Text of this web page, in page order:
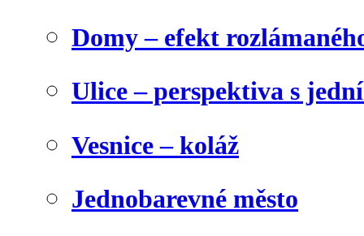
Domy – efekt
Ulice – perspektiva s
Vesnice – koláž
Jednobarevné město